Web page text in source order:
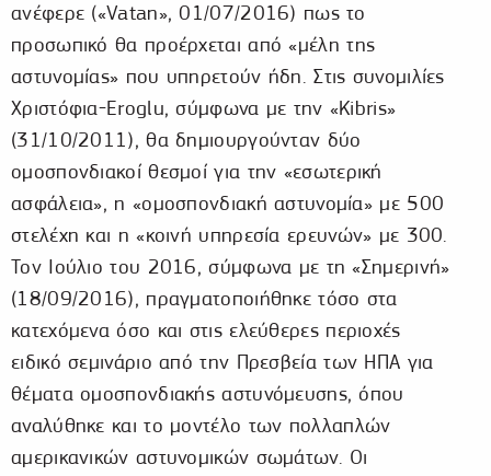
ανέφερε («Vatan», 01/07/2016) πως το
προσωπικό θα προέρχεται από «μέλη της
αστυνομίας» που υπηρετούν ήδη. Στις συνομιλίες
Χριστόφια-Eroglu, σύμφωνα με την «Kibris»
(31/10/2011), θα δημιουργούνταν δύο
ομοσπονδιακοί θεσμοί για την «εσωτερική
ασφάλεια», η «ομοσπονδιακή αστυνομία» με 500
στελέχη και η «κοινή υπηρεσία ερευνών» με 300.
Τον Ιούλιο του 2016, σύμφωνα με τη «Σημερινή»
(18/09/2016), πραγματοποιήθηκε τόσο στα
κατεχόμενα όσο και στις ελεύθερες περιοχές
ειδικό σεμινάριο από την Πρεσβεία των ΗΠΑ για
θέματα ομοσπονδιακής αστυνόμευσης, όπου
αναλύθηκε και το μοντέλο των πολλαπλών
αμερικανικών αστυνομικών σωμάτων. Οι